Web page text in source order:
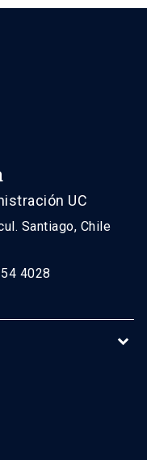
UC
Santiago, Chile
4028